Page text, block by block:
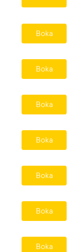
Boka
Boka
Boka
Boka
Boka
Boka
Boka